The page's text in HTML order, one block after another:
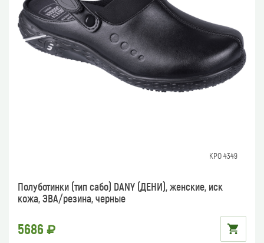
КРО 4349
Полуботинки (тип сабо) DANY (ДЕНИ), женские, иск
кожа, ЭВА/резина, черные
5686